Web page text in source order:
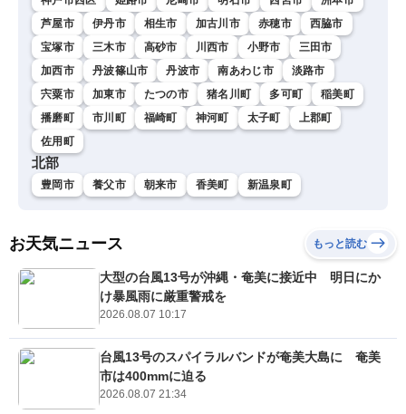
芦屋市
伊丹市 相生市 加古川市 赤穂市
西脇市
宝塚市
三木市 高砂市 川西市 小野市
三田市
加西市
丹波篠山市 丹波市 南あわじ市
淡路市
宍粟市
加東市 たつの市 猪名川町 多可町
稲美町
播磨町
市川町 福崎町 神河町 太子町
上郡町
佐用町
北部
豊岡市 養父市 朝来市 香美町 新温泉町
お天気ニュース もっと読む
大型の台風13号が沖縄・奄美に接近中 明日にか
け暴風雨に厳重警戒を
2026.08.07 10:17
台風13号のスパイラルバンドが奄美大島に 奄美
市は400mmに迫る
2026.08.07 21:34